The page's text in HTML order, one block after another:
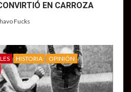
EN CARROZA
Fucks
HISTORIA
OPINIÓN